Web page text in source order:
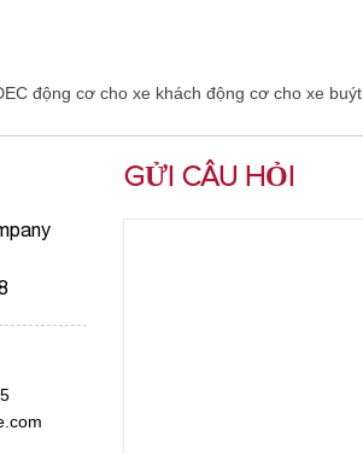
động cơ cho xe khách động cơ cho xe buýt
GỬI CÂU HỎI